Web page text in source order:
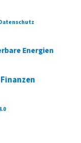
Energien
Finanzen